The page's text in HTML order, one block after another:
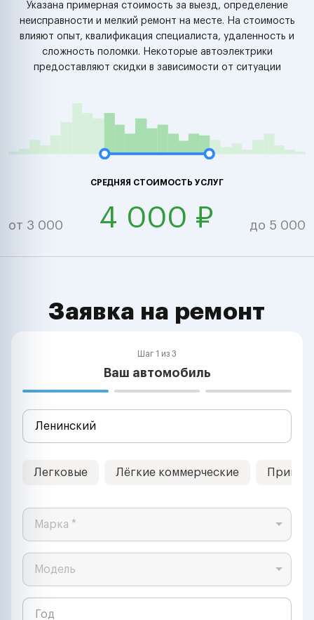
Указана примерная стоимость за выезд, определение
неисправности и мелкий ремонт на месте. На стоимость
влияют опыт, квалификация специалиста, удаленность и
сложность поломки. Некоторые автоэлектрики
предоставляют скидки в зависимости от ситуации
СРЕДНЯЯ СТОИМОСТЬ УСЛУГ
от 3 000 4 000 ₽ до 5 000
Заявка на ремонт
Шаг 1 из 3
Ваш автомобиль
Легковые Лёгкие коммерческие
Марка *
Модель